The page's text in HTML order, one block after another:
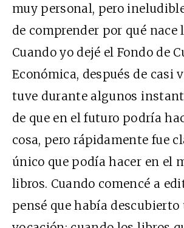
muy personal, pero
de comprender por qué nace
Cuando yo dejé el Fondo de
Económica, después de casi
tuve durante algunos
de que en el futuro podría
cosa, pero rápidamente fue
único que podía hacer en el
libros. Cuando comencé a
pensé que había descubierto